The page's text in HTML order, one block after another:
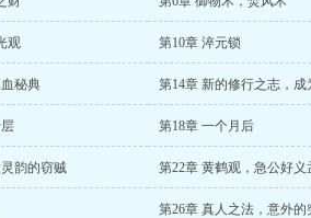
观 第10章 淬元锁
秘典 第14章 新的修行之志，成
第18章 一个月后
韵的窃贼 第22章 黄鹤观，急公好义
第26章 真人之法，意外的